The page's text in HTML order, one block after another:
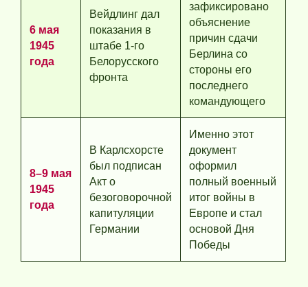
6 мая
1945
года
Вейдлинг дал
показания в
штабе 1-го
Белорусского
фронта
зафиксировано
объяснение
причин сдачи
Берлина со
стороны его
последнего
командующего
8–9 мая
1945
года
В Карлсхорсте
был подписан
Акт о
безоговорочной
капитуляции
Германии
Именно этот
документ
оформил
полный военный
итог войны в
Европе и стал
основой Дня
Победы